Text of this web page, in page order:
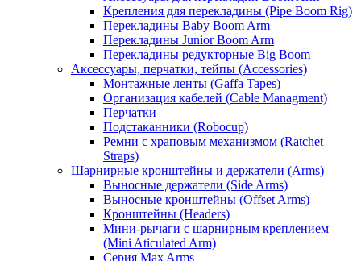
Крепления для перекладины (Pipe Boom Rig)
Перекладины Baby Boom Arm
Перекладины Junior Boom Arm
Перекладины редукторные Big Boom
Аксессуары, перчатки, тейпы (Accessories)
Монтажные ленты (Gaffa Tapes)
Организация кабелей (Cable Managment)
Перчатки
Подстаканники (Robocup)
Ремни с храповым механизмом (Ratchet
Straps)
Шарнирные кронштейны и держатели (Arms)
Выносные держатели (Side Arms)
Выносные кронштейны (Offset Arms)
Кронштейны (Headers)
Мини-рычаги с шарнирным креплением
(Mini Aticulated Arm)
Серия Max Arms